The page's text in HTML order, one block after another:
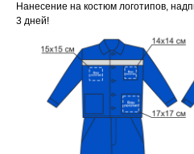
Нанесение на костюм логотипов,
3 дней!